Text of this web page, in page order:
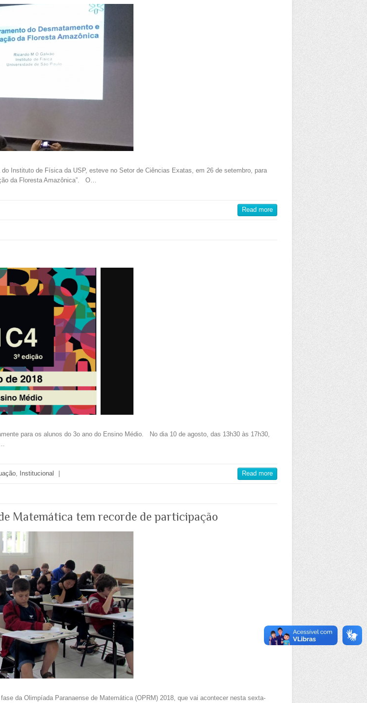
Instituto de Física da USP, esteve no Setor de Ciências Exatas, em 26 de setembro, para
da Floresta Amazônica”. O…
Read more
para os alunos do 3o ano do Ensino Médio. No dia 10 de agosto, das 13h30 às 17h30,
Institucional | Read more
Matemática tem recorde de participação
da Olimpíada Paranaense de Matemática (OPRM) 2018, que vai acontecer nesta sexta-